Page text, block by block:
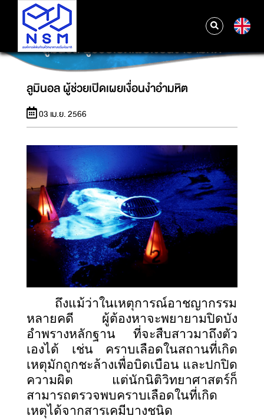
ลูมินอล ผู้ช่วยเปิดเผยเงื่อนงำอำมหิต
ลูมินอล ผู้ช่วยเปิดเผยเงื่อนงำอำมหิต
03 เม.ย. 2566
ถึงแม้ว่าในเหตุการณ์อาชญากรรม
หลายคดี ผู้ต้องหาจะพยายามปิดบัง
อำพรางหลักฐาน ที่จะสืบสาวมาถึงตัว
เองได้ เช่น คราบเลือดในสถานที่เกิด
เหตุมักถูกชะล้างเพื่อบิดเบือน และปกปิด
ความผิด แต่นักนิติวิทยาศาสตร์ก็
สามารถตรวจพบคราบเลือดในที่เกิด
เหตุได้จากสารเคมีบางชนิด